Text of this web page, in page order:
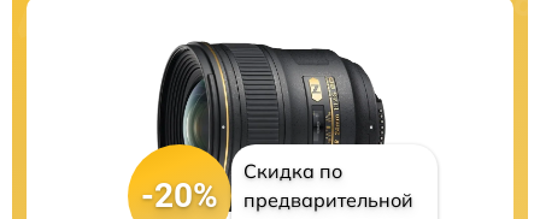
-20%
Скидка по
предварительной